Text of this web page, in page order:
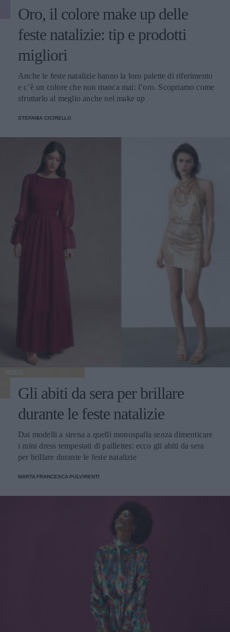
Oro, il colore make up delle
feste natalizie: tip e prodotti
migliori
Anche le feste natalizie hanno la loro palette di riferimento
e c’è un colore che non manca mai: l’oro. Scopriamo come
sfruttarlo al meglio anche nel make up
STEFANIA CICIRELLO
MODA
Gli abiti da sera per brillare
durante le feste natalizie
Dai modelli a sirena a quelli monospalla senza dimenticare
i mini dress tempestati di paillettes: ecco gli abiti da sera
per brillare durante le feste natalizie
MARTA FRANCESCA PULVIRENTI